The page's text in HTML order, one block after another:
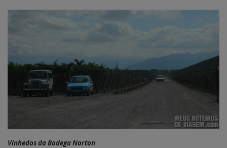
Vinhedos da Bodega Norton